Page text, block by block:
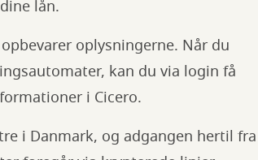
lån.
oplysningerne. Når du
kan du via login få
i Cicero.
i Danmark, og adgangen hertil fra